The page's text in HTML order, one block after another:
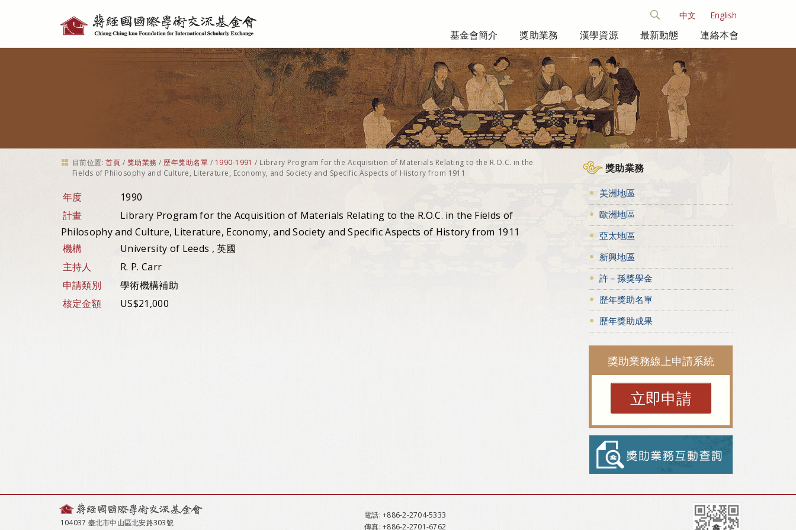
具
中文 English
基金會簡介 獎助業務 漢學資源 最新動態 連絡本會
目前位置: 首頁 / 獎助業務 / 歷年獎助名單 / 1990-1991 / Library Program for the Acquisition of Materials Relating to the R.O.C. in the
Fields of Philosophy and Culture, Literature, Economy, and Society and Specific Aspects of History from 1911
年度
1990
計畫
Library Program for the Acquisition of Materials Relating to the R.O.C. in the Fields of
Philosophy and Culture, Literature, Economy, and Society and Specific Aspects of History from 1911
機構
University of Leeds , 英國
主持人
R. P. Carr
申請類別
學術機構補助
核定金額
US$21,000
獎助業務
美洲地區
歐洲地區
亞太地區
新興地區
許－孫獎學金
歷年獎助名單
歷年獎助成果
獎助業務線上申請系統
立即申請
104037 臺北市中山區北安路303號
電話: +886-2-2704-5333
傳真: +886-2-2701-6762